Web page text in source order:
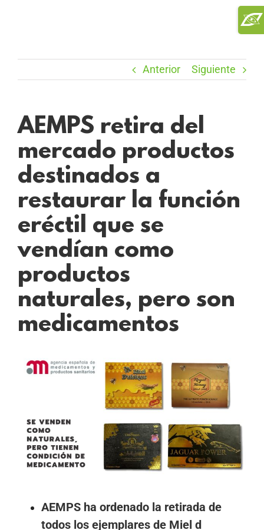
Anterior Siguiente
AEMPS retira del
mercado productos
destinados a
restaurar la función
eréctil que se
vendían como
productos
naturales, pero son
medicamentos
Ver
imagen
AEMPS ha ordenado la retirada de
todos los ejemplares de Miel d
Area